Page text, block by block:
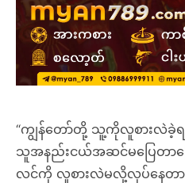
“ကျွန်တော်တို့ သူ့ကိုလူစားလဲ
သူအနည်းငယ်အဆင်မပြေတာက
လင်ကို လူစားလဲမလို့လုပ်နေတာပ